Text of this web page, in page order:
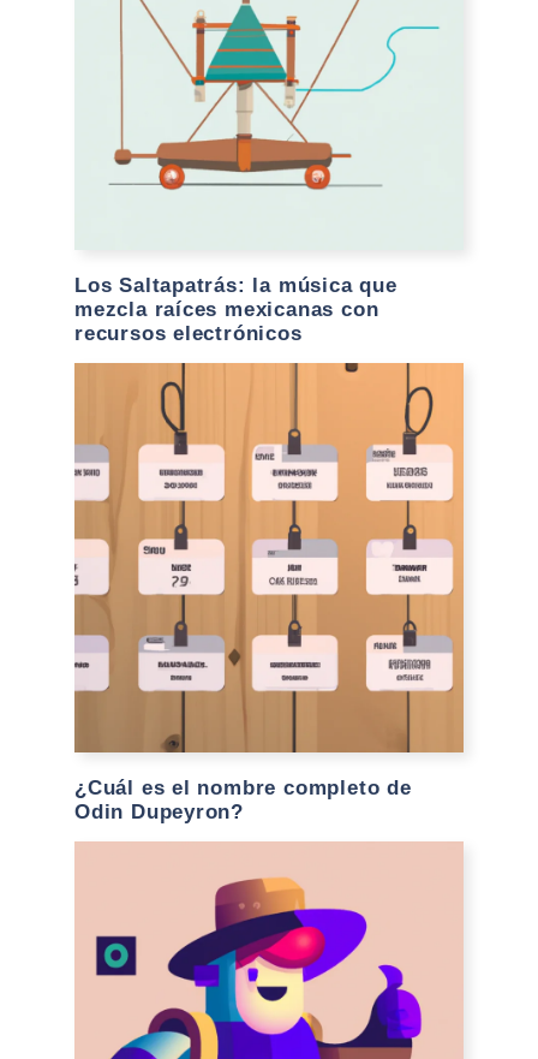
Los Saltapatrás: la música que
mezcla raíces mexicanas con
recursos electrónicos
¿Cuál es el nombre completo de
Odin Dupeyron?